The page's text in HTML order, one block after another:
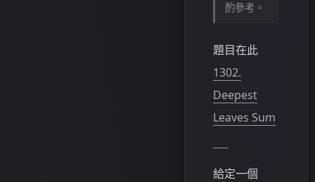
酌參考。
題目在此
1302.
Deepest
Leaves Sum
給定一個